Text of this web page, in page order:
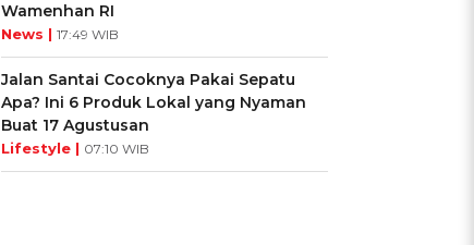
Wamenhan RI
News | 17:49 WIB
Jalan Santai Cocoknya Pakai Sepatu
Apa? Ini 6 Produk Lokal yang Nyaman
Buat 17 Agustusan
Lifestyle | 07:10 WIB